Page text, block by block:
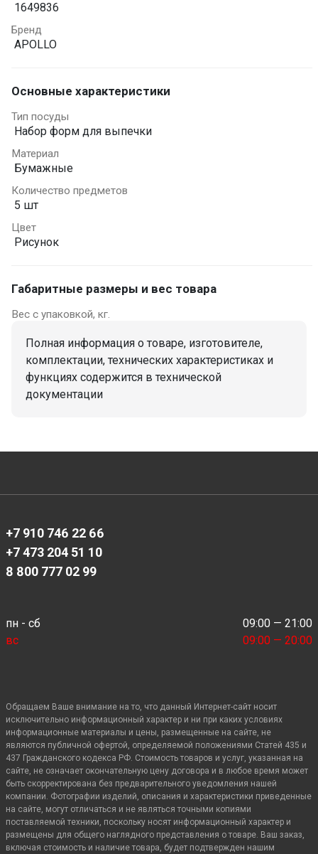
1649836
Бренд
APOLLO
Основные характеристики
Тип посуды
Набор форм для выпечки
Материал
Бумажные
Количество предметов
5 шт
Цвет
Рисунок
Габаритные размеры и вес товара
Вес с упаковкой, кг.
Полная информация о товаре, изготовителе,
комплектации, технических характеристиках и
функциях содержится в технической
документации
+7 910 746 22 66
+7 473 204 51 10
8 800 777 02 99
пн - сб
09:00 — 21:00
вс
09:00 — 20:00
Обращаем Ваше внимание на то, что данный Интернет-сайт носит
исключительно информационный характер и ни при каких условиях
информационные материалы и цены, размещенные на сайте, не
являются публичной офертой, определяемой положениями Статей 435 и
437 Гражданского кодекса РФ. Стоимость товаров и услуг, указанная на
сайте, не означает окончательную цену договора и в любое время может
быть скорректирована без предварительного уведомления нашей
компании. Фотографии изделий, описания и характеристики приведенные
на сайте, могут отличаться и не являться точными копиями
поставляемой техники, поскольку носят информационный характер и
размещены для общего наглядного представления о товаре. Ваш заказ,
включая стоимость и наличие товара, будет подтвержден нашим